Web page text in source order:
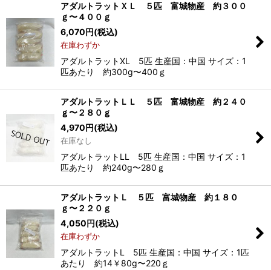
アダルトラットＸＬ ５匹 富城物産 約３００
ｇ〜４００ｇ
6,070円(税込)
在庫わずか
アダルトラットXL 5匹 生産国：中国 サイズ：1
匹あたり 約300g〜400ｇ
アダルトラットＬＬ ５匹 富城物産 約２４０
ｇ〜２８０ｇ
4,970円(税込)
在庫なし
アダルトラットLL 5匹 生産国：中国 サイズ：1
匹あたり 約240g〜280ｇ
アダルトラットＬ ５匹 富城物産 約１８０
ｇ〜２２０ｇ
4,050円(税込)
在庫わずか
アダルトラットL 5匹 生産国：中国 サイズ：1匹
あたり 約14￥80g〜220ｇ